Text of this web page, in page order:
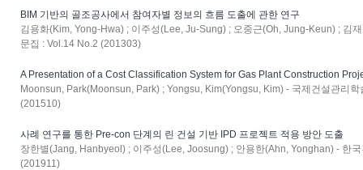
BIM 기반의 골조공사에서 참여자별 정보의 흐름 도출에 관한 연구
김용화(Kim, Yong-Hwa) ; 이주성(Lee, Ju-Sung) ; 오중근(Oh, Jung-Keun) ; 김
문집 : Vol.14 No.2 (201303)
A Presentation of a Cost Classification System for Gas Plant Construction
Moonsun, Park(Moonsun, Park) ; Yongsu, Kim(Yongsu, Kim) - 국제건설관리
(201510)
사례 연구를 통한 Pre-con 단계의 린 건설 기반 IPD 프로젝트 적용 방안 도출
장한별(Jang, Hanbyeol) ; 이주성(Lee, Joosung) ; 안용한(Ahn, Yonghan) - 한
(201911)